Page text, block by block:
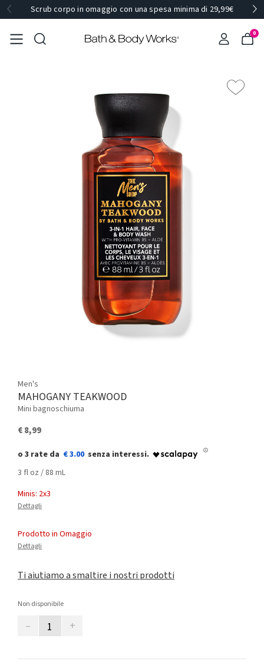
Scrub corpo in omaggio con una spesa minima di 29,99€
0
Men's
MAHOGANY TEAKWOOD
Mini bagnoschiuma
€ 8,99
€ 3.00
3 fl oz / 88 mL
Minis: 2x3
Dettagli
Prodotto in Omaggio
Dettagli
Ti aiutiamo a smaltire i nostri prodotti
Non disponibile
– +